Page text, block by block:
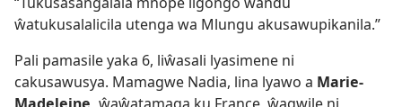
ŵatukusalalicila utenga wa Mlungu akusawupikanila.”
Pali pamasile yaka 6, liŵasali lyasimene ni
cakusawusya. Mamagwe Nadia, lina lyawo a Marie-